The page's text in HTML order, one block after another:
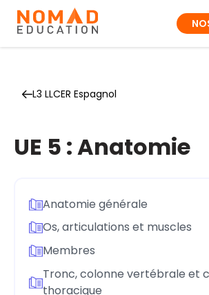
L3 LLCER Espagnol
UE 5 : Anatomie
Anatomie générale
Os, articulations et muscles
Membres
Tronc, colonne vertébrale et
thoracique